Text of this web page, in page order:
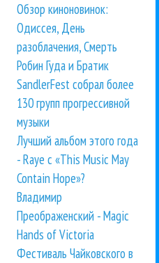
Обзор киноновинок:
Одиссея, День
разоблачения, Смерть
Робин Гуда и Братик
SandlerFest собрал более
130 групп прогрессивной
музыки
Лучший альбом этого года
- Raye с «This Music May
Contain Hope»?
Владимир
Преображенский - Magic
Hands of Victoria
Фестиваль Чайковского в